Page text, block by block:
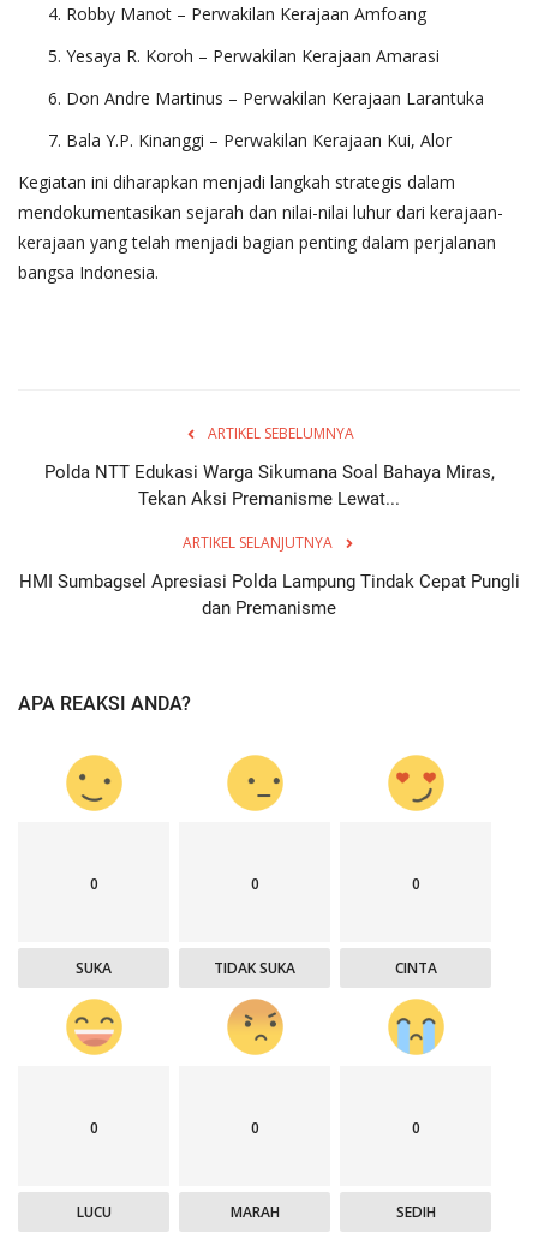
Robby Manot – Perwakilan Kerajaan Amfoang
Yesaya R. Koroh – Perwakilan Kerajaan Amarasi
Don Andre Martinus – Perwakilan Kerajaan Larantuka
Bala Y.P. Kinanggi – Perwakilan Kerajaan Kui, Alor
Kegiatan ini diharapkan menjadi langkah strategis dalam
mendokumentasikan sejarah dan nilai-nilai luhur dari kerajaan-
kerajaan yang telah menjadi bagian penting dalam perjalanan
bangsa Indonesia.
ARTIKEL SEBELUMNYA
Polda NTT Edukasi Warga Sikumana Soal Bahaya Miras,
Tekan Aksi Premanisme Lewat...
ARTIKEL SELANJUTNYA
HMI Sumbagsel Apresiasi Polda Lampung Tindak Cepat Pungli
dan Premanisme
APA REAKSI ANDA?
0
SUKA
0
TIDAK SUKA
0
CINTA
0
LUCU
0
MARAH
0
SEDIH